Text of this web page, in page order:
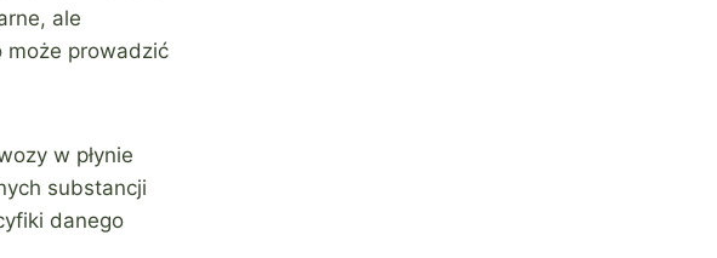
ale
może prowadzić
w płynie
substancji
danego